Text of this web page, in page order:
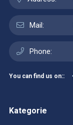
Mail:
Phone:
You can find us on::
Kategorie